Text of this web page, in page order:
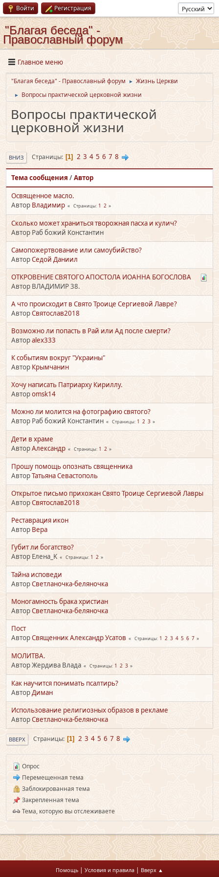
Войти Регистрация
"Благая беседа" -
Православный форум
Главное меню
"Благая беседа" - Православный форум ► Жизнь Церкви
► Вопросы практической церковной жизни
Вопросы практической
церковной жизни
ВНИЗ Страницы 1 2 3 4 5 6 7 8
Тема сообщения /Автор
Освященное масло.
Автор Владимир Страницы 1 2
Сколько может храниться творожная пасха и кулич?
Автор Раб божий Константин
Самопожертвование или самоубийство?
АвторСедой Даниил
ОТКРОВЕНИЕ СВЯТОГО АПОСТОЛА ИОАННА БОГОСЛОВА
Автор ВЛАДИМИР 38.
А что происходит в Свято Троице Сергиевой Лавре?
АвторСвятослав2018
Возможно ли попасть в Рай или Ад после смерти?
Авторalex333
К событиям вокруг "Украины"
Автор Крымчанин
Хочу написать Патриарху Кириллу.
Авторomsk14
Можно ли молится на фотографию святого?
Автор Раб божий Константин
Страницы 1 2 3
Дети в храме
АвторАлександр Страницы 1 2
Прошу помощь опознать священника
АвторТатьяна Севастополь
Открытое письмо прихожан Свято Троице Сергиевой Лавры
АвторСвятослав2018
Реставрация икон
Автор Вера
Губит ли богатство?
Автор Елена_K
Страницы 1 2
Тайна исповеди
АвторСветланочка-беляночка
Моногамность брака христиан
АвторСветланочка-беляночка
Пост
АвторСвященник Александр Усатов Страницы 1 2 3 4 5 6 7
МОЛИТВА.
Автор Жердива Влада
Страницы 1 2 3
Как научится понимать псалтирь?
Автор Диман
Использование религиозных образов в рекламе
АвторСветланочка-беляночка
ВВЕРХ Страницы 1 2 3 4 5 6 7 8
Опрос
Перемещенная тема
Заблокированная тема
Закрепленная тема
Тема, которую вы отслеживаете
Помощь | Условия и правила | Вверх ▲